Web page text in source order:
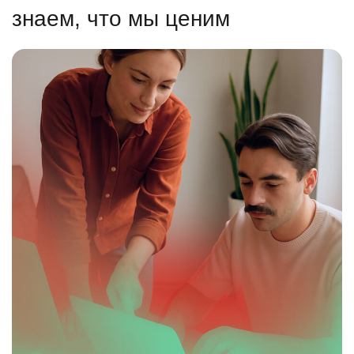
знаем, что мы ценим